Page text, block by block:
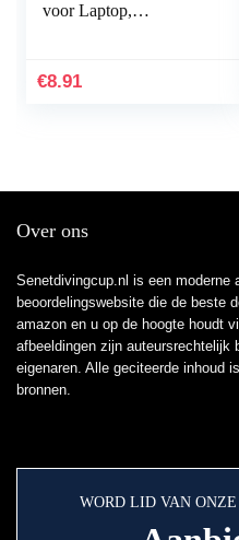
voor Laptop,
Privacy, ABS
€8.91
Over ons
Senetdivingcup.nl is een moderne
beoordelingswebsite die de beste
amazon en u op de hoogte houdt
afbeeldingen zijn auteursrechtelijk
eigenaren. Alle geciteerde inhoud
bronnen.
WORD LID VAN